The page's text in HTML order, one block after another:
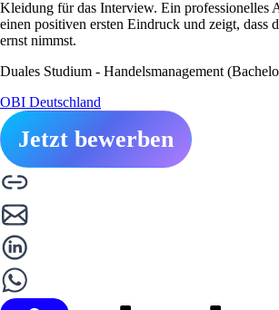
Kleidung für das Interview. Ein professionelles
einen positiven ersten Eindruck und zeigt, dass
ernst nimmst.
Duales Studium - Handelsmanagement
OBI Deutschland
Jetzt bewerben